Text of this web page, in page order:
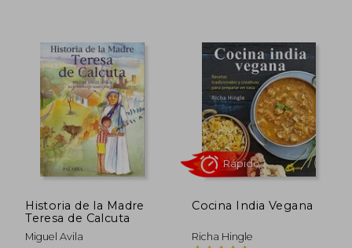
5%
dcto.
25,00 €
23,75 €
5%
dcto.
Historia de la Madre
Teresa de Calcuta
Miguel Avila
Cocina India Vegana
Richa Hingle